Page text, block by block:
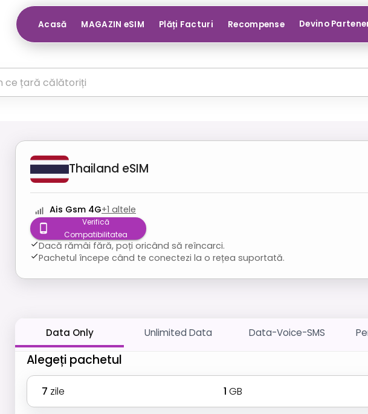
Acasă MAGAZIN eSIM Plăți Facturi Recompense Devino
Thailand eSIM
Ais Gsm 4G+1 altele
Verifică
Compatibilitatea
Dacă rămâi fără, poți oricând să reîncarci.
Pachetul începe când te conectezi la o rețea suportată.
Data Only Unlimited Data Data-Voice-SMS
Alegeți pachetul
7 zile 1 GB